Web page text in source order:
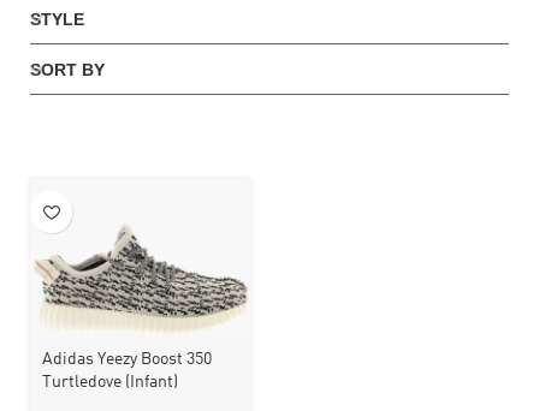
STYLE
SORT BY
Adidas Yeezy Boost 350
Turtledove (Infant)